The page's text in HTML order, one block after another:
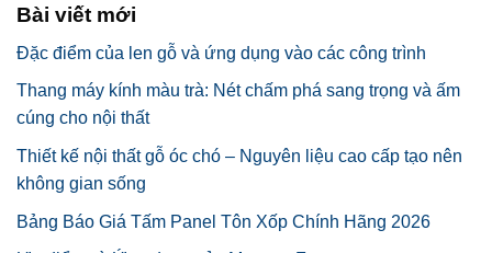
Bài viết mới
Đặc điểm của len gỗ và ứng dụng vào các công trình
Thang máy kính màu trà: Nét chấm phá sang trọng và ấm
cúng cho nội thất
Thiết kế nội thất gỗ óc chó – Nguyên liệu cao cấp tạo nên
không gian sống
Bảng Báo Giá Tấm Panel Tôn Xốp Chính Hãng 2026